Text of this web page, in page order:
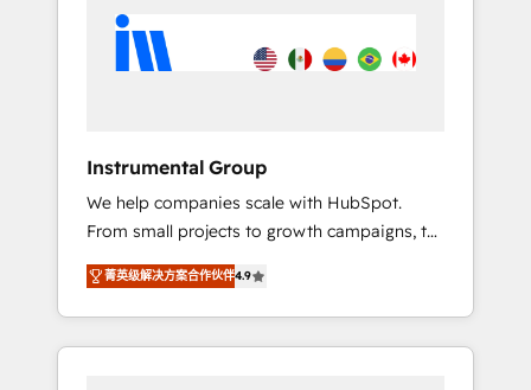
HubSpot experience 🤝HubSpot Premier
Integration partner 🤝Google Premier Partner
Harnessing the full potential of the powerful
HubSpot CRM. ✔️A team of HubSpot experts
backed by over 10+ years of HubSpot
experience ✔️Flexible pricing models —
Hourly-fee (assigned one Dedicated
HubSpot Admin); Monthly-fee (HubSpot
Admin + Project Manager); and Fixed Project
Instrumental Group
We help companies scale with HubSpot.
From small projects to growth campaigns, to
CRM and websites. Hire an agency that's
experienced in every inch of HubSpot and
willing to work hand-in-hand with your team
to simplify the complex and build a better
菁英级解决方案合作伙伴4.9